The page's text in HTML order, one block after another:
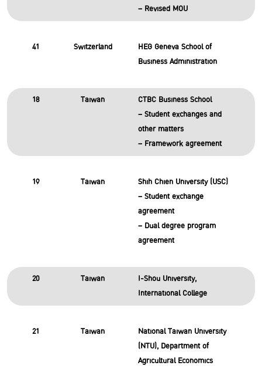
– Revised MOU
41 Switzerland
HEG Geneva School of
Business Administration
18 Taiwan
CTBC Business School
– Student exchanges and
other matters
– Framework agreement
19 Taiwan
Shih Chien University (USC)
– Student exchange
agreement
– Dual degree program
agreement
20 Taiwan
I-Shou University,
International College
21 Taiwan
National Taiwan University
(NTU), Department of
Agricultural Economics